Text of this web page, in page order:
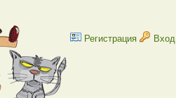
Регистрация Вход